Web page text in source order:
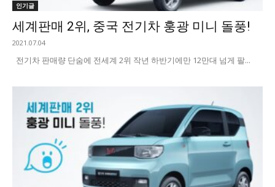
인기글
세계판매 2위, 중국 전기차 훙광 미니 돌풍!
2021.07.04
전기차 판매량 단숨에 전세계 2위 작년 하반기에만 12만대 넘게 팔...